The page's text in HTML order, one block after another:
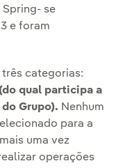
se
e foram
categorias:
qual participa a
Grupo). Nenhum
para a
uma vez
operações